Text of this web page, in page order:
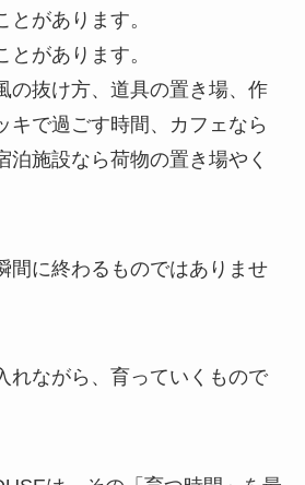
があります。
があります。
の抜け方、道具の置き場、作
キで過ごす時間、カフェなら
泊施設なら荷物の置き場やく
間に終わるものではありませ
れながら、育っていくもので